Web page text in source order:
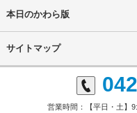
本日のかわら版
サイトマップ
営業時間：【平日・土】